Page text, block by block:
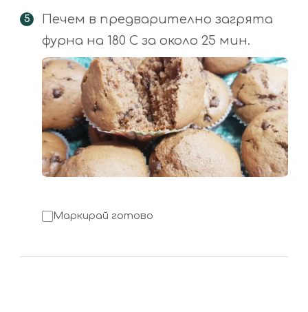
Печем в предварително загрята
фурна на 180 C за около 25 мин.
Маркирай готово